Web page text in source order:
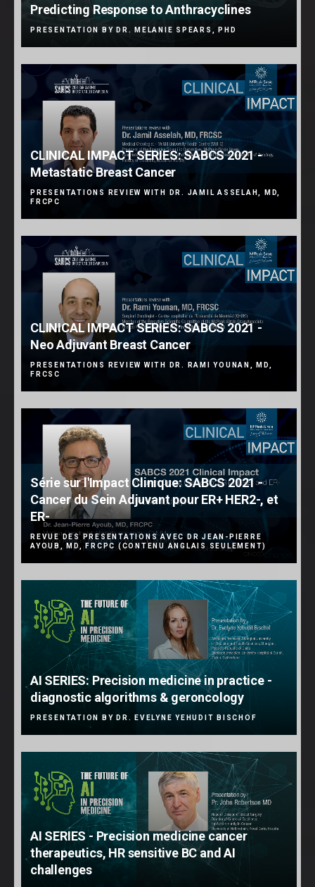
Predicting Response to Anthracyclines
PRESENTATION BY DR. MELANIE SPEARS, PHD
CLINICAL IMPACT SERIES: SABCS 2021 -
Metastatic Breast Cancer
PRESENTATIONS REVIEW WITH DR. JAMIL ASSELAH, MD,
FRCPC
CLINICAL IMPACT SERIES: SABCS 2021 -
Neo Adjuvant Breast Cancer
PRESENTATIONS REVIEW WITH DR. RAMI YOUNAN, MD,
FRCSC
Série sur l'Impact Clinique: SABCS 2021 -
Cancer du Sein Adjuvant pour ER+ HER2-, et
ER-
REVUE DES PRESENTATIONS AVEC DR JEAN-PIERRE
AYOUB, MD, FRCPC (CONTENU ANGLAIS SEULEMENT)
AI SERIES: Precision medicine in practice -
diagnostic algorithms & geroncology
PRESENTATION BY DR. EVELYNE YEHUDIT BISCHOF
AI SERIES - Precision medicine cancer
therapeutics, HR sensitive BC and AI
challenges